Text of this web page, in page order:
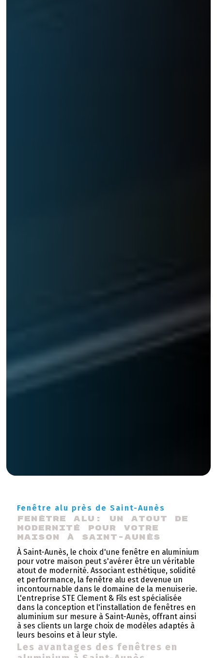
Fenêtre alu près de Saint-Aunès
Fenêtre alu: un atout de
modernité pour votre
maison à Saint-Aunès
À Saint-Aunès, le choix d'une fenêtre en aluminium
pour votre maison peut s'avérer être un véritable
atout de modernité. Associant esthétique, solidité
et performance, la fenêtre alu est devenue un
incontournable dans le domaine de la menuiserie.
L'entreprise STE Clement & Fils est spécialisée
dans la conception et l'installation de fenêtres en
aluminium sur mesure à Saint-Aunès, offrant ainsi
à ses clients un large choix de modèles adaptés à
leurs besoins et à leur style.
Les avantages des fenêtres en